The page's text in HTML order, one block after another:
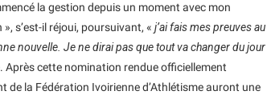
la gestion depuis un moment avec mon
s’est-il réjoui, poursuivant, « j’ai fais mes preuves au
nouvelle. Je ne dirai pas que tout va changer du jour
Après cette nomination rendue officiellement
de la Fédération Ivoirienne d’Athlétisme auront une